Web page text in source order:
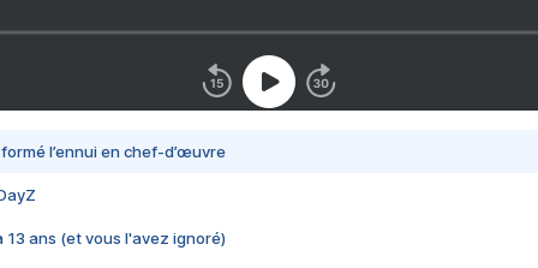
l’ennui en chef-d’œuvre
13 ans (et vous l'avez ignoré)